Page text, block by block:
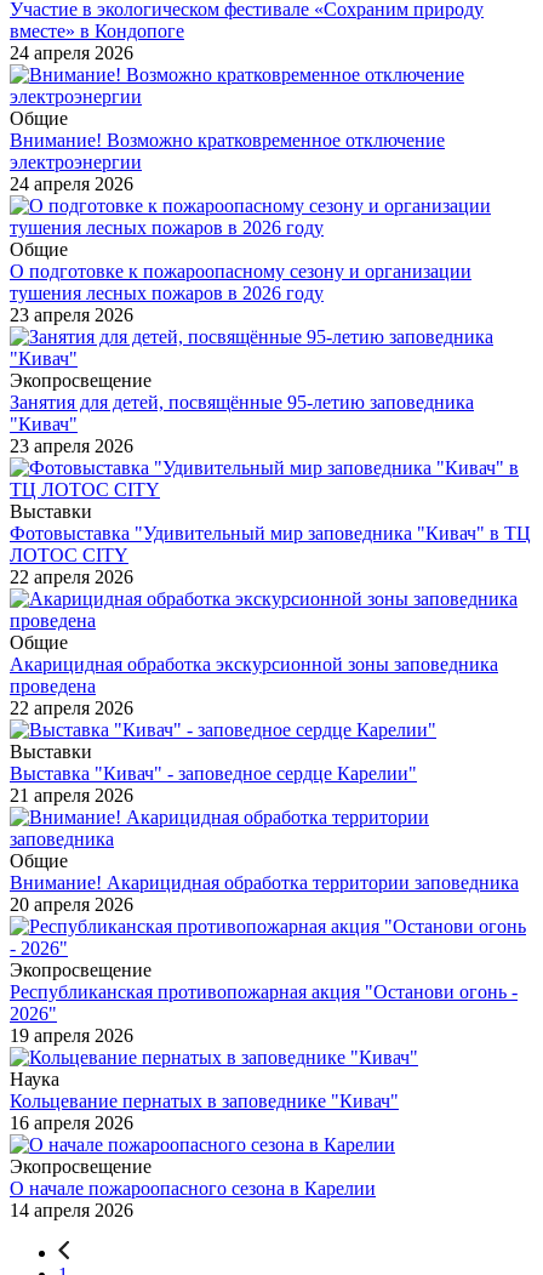
Участие в экологическом фестивале «Сохраним природу
вместе» в Кондопоге
24 апреля 2026
Общие
Внимание! Возможно кратковременное отключение
электроэнергии
24 апреля 2026
Общие
О подготовке к пожароопасному сезону и организации
тушения лесных пожаров в 2026 году
23 апреля 2026
Экопросвещение
Занятия для детей, посвящённые 95-летию заповедника
"Кивач"
23 апреля 2026
Выставки
Фотовыставка "Удивительный мир заповедника "Кивач" в ТЦ
ЛОТОС CITY
22 апреля 2026
Общие
Акарицидная обработка экскурсионной зоны заповедника
проведена
22 апреля 2026
Выставки
Выставка "Кивач" - заповедное сердце Карелии"
21 апреля 2026
Общие
Внимание! Акарицидная обработка территории заповедника
20 апреля 2026
Экопросвещение
Республиканская противопожарная акция "Останови огонь -
2026"
19 апреля 2026
Наука
Кольцевание пернатых в заповеднике "Кивач"
16 апреля 2026
Экопросвещение
О начале пожароопасного сезона в Карелии
14 апреля 2026